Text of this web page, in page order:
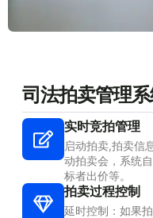
司法拍卖管理
实时竞拍管理
启动拍卖,拍卖信
动拍卖会，系统
标者出价等。
拍卖过程控制
延时控制：如果